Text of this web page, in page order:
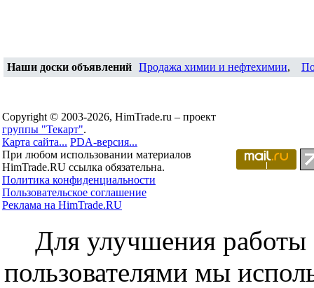
Наши доски объявлений Продажа химии и нефтехимии,
Copyright © 2003-2026, HimTrade.ru – проект
группы "Текарт".
Карта сайта... PDA-версия...
При любом использовании материалов
HimTrade.RU ссылка обязательна.
Политика конфиденциальности
Пользовательское соглашение
Реклама на HimTrade.RU
Для улучшения работы
пользователями мы